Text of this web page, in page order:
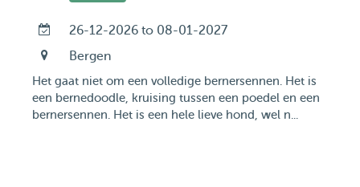
26-12-2026 to 08-01-2027
Bergen
Het gaat niet om een volledige bernersennen. Het is
een bernedoodle, kruising tussen een poedel en een
bernersennen. Het is een hele lieve hond, wel n...